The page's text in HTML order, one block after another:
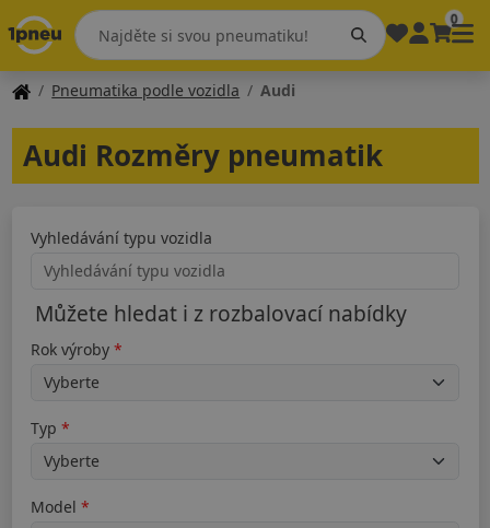
0
Pneumatika podle vozidla Audi
Audi Rozměry pneumatik
Vyhledávání typu vozidla
Můžete hledat i z rozbalovací nabídky
Rok výroby
Typ
Model